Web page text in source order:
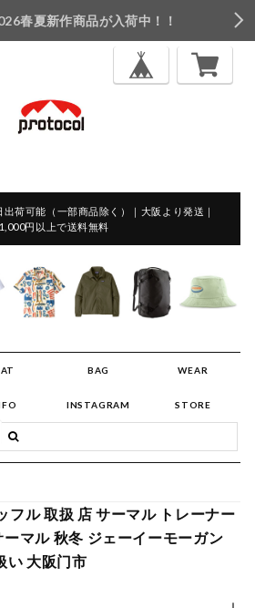
春夏新作商品が入荷中！！
荷可能（一部商品除く）｜大阪より発送｜
円以上で送料無料
BAG WEAR
INSTAGRAM STORE
ル 取扱 店 サーマル トレーナー
ーマル 秋冬 ジェーイーモーガン
い 大阪门市